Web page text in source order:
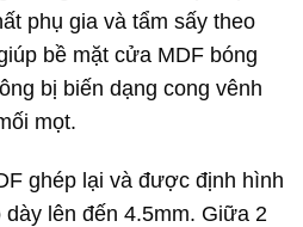
phụ gia và tẩm sấy theo
bề mặt cửa MDF bóng
bị biến dạng cong vênh
mọt.
ghép lại và được định hình
lên đến 4.5mm. Giữa 2